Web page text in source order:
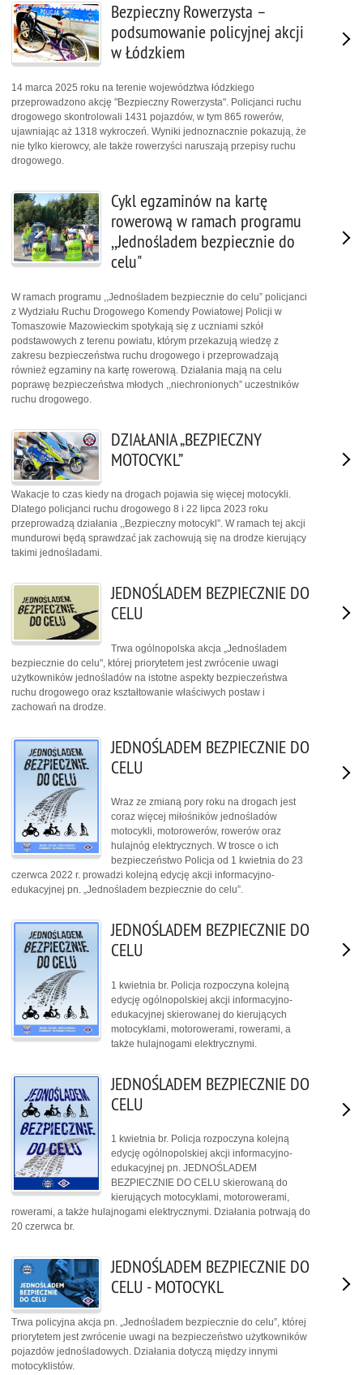
Bezpieczny Rowerzysta –
podsumowanie policyjnej akcji
w Łódzkiem
14 marca 2025 roku na terenie województwa łódzkiego
przeprowadzono akcję "Bezpieczny Rowerzysta". Policjanci ruchu
drogowego skontrolowali 1431 pojazdów, w tym 865 rowerów,
ujawniając aż 1318 wykroczeń. Wyniki jednoznacznie pokazują, że
nie tylko kierowcy, ale także rowerzyści naruszają przepisy ruchu
drogowego.
Cykl egzaminów na kartę
rowerową w ramach programu
,,Jednośladem bezpiecznie do
celu"
W ramach programu ,,Jednośladem bezpiecznie do celu” policjanci
z Wydziału Ruchu Drogowego Komendy Powiatowej Policji w
Tomaszowie Mazowieckim spotykają się z uczniami szkół
podstawowych z terenu powiatu, którym przekazują wiedzę z
zakresu bezpieczeństwa ruchu drogowego i przeprowadzają
również egzaminy na kartę rowerową. Działania mają na celu
poprawę bezpieczeństwa młodych ,,niechronionych” uczestników
ruchu drogowego.
DZIAŁANIA „BEZPIECZNY
MOTOCYKL”
Wakacje to czas kiedy na drogach pojawia się więcej motocykli.
Dlatego policjanci ruchu drogowego 8 i 22 lipca 2023 roku
przeprowadzą działania ,,Bezpieczny motocykl”. W ramach tej akcji
mundurowi będą sprawdzać jak zachowują się na drodze kierujący
takimi jednośladami.
JEDNOŚLADEM BEZPIECZNIE DO
CELU
Trwa ogólnopolska akcja „Jednośladem
bezpiecznie do celu", której priorytetem jest zwrócenie uwagi
użytkowników jednośladów na istotne aspekty bezpieczeństwa
ruchu drogowego oraz kształtowanie właściwych postaw i
zachowań na drodze.
JEDNOŚLADEM BEZPIECZNIE DO
CELU
Wraz ze zmianą pory roku na drogach jest
coraz więcej miłośników jednośladów
motocykli, motorowerów, rowerów oraz
hulajnóg elektrycznych. W trosce o ich
bezpieczeństwo Policja od 1 kwietnia do 23
czerwca 2022 r. prowadzi kolejną edycję akcji informacyjno-
edukacyjnej pn. „Jednośladem bezpiecznie do celu”.
JEDNOŚLADEM BEZPIECZNIE DO
CELU
1 kwietnia br. Policja rozpoczyna kolejną
edycję ogólnopolskiej akcji informacyjno-
edukacyjnej skierowanej do kierujących
motocyklami, motorowerami, rowerami, a
także hulajnogami elektrycznymi.
JEDNOŚLADEM BEZPIECZNIE DO
CELU
1 kwietnia br. Policja rozpoczyna kolejną
edycję ogólnopolskiej akcji informacyjno-
edukacyjnej pn. JEDNOŚLADEM
BEZPIECZNIE DO CELU skierowaną do
kierujących motocyklami, motorowerami,
rowerami, a także hulajnogami elektrycznymi. Działania potrwają do
20 czerwca br.
JEDNOŚLADEM BEZPIECZNIE DO
CELU - MOTOCYKL
Trwa policyjna akcja pn. „Jednośladem bezpiecznie do celu”, której
priorytetem jest zwrócenie uwagi na bezpieczeństwo użytkowników
pojazdów jednośladowych. Działania dotyczą między innymi
motocyklistów.